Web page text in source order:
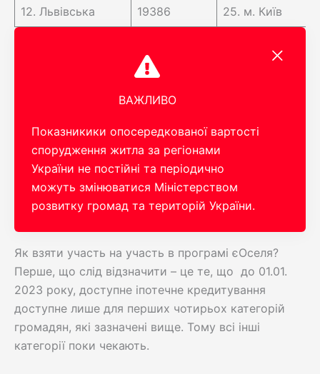
12. Львівська 19386 25. м. Київ
ВАЖЛИВО
Показникики опосередкованої вартості
спорудження житла за регіонами
України не постійні та періодично
можуть змінюватися Міністерством
розвитку громад та територій України.
Як взяти участь на участь в програмі єОселя?
Перше, що слід відзначити – це те, що до 01.01.
2023 року, доступне іпотечне кредитування
доступне лише для перших чотирьох категорій
громадян, які зазначені вище. Тому всі інші
категорії поки чекають.